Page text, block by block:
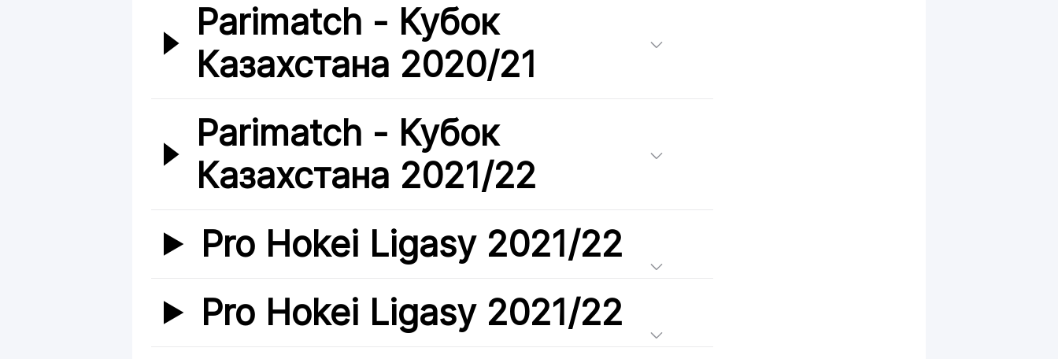
Parimatch - Кубок
Казахстана 2020/21
Parimatch - Кубок
Казахстана 2021/22
Pro Hokei Ligasy 2021/22
Pro Hokei Ligasy 2021/22